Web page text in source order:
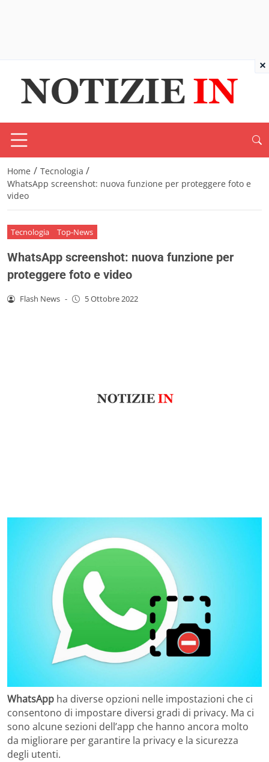
Home / Tecnologia /
WhatsApp screenshot: nuova funzione per proteggere foto e
video
Tecnologia Top-News
WhatsApp screenshot: nuova funzione per
proteggere foto e video
Flash News - 5 Ottobre 2022
WhatsApp ha diverse opzioni nelle impostazioni che ci
consentono di impostare diversi gradi di privacy. Ma ci
sono alcune sezioni dell’app che hanno ancora molto
da migliorare per garantire la privacy e la sicurezza
degli utenti.
×